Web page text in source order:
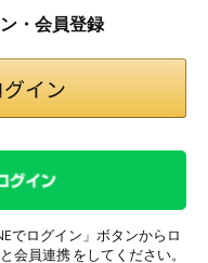
・会員登録
でログイン」ボタンからロ
と会員連携をしてください。